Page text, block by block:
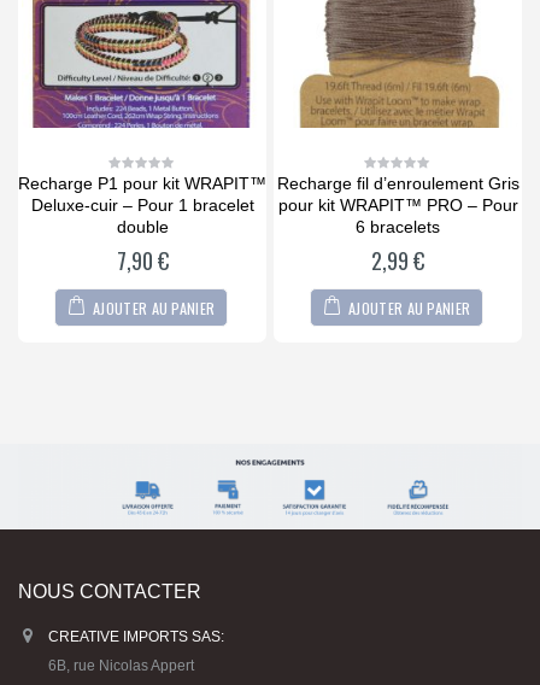
0
out
of
Recharge P1 pour kit WRAPIT™
Deluxe-cuir – Pour 1 bracelet
double
7,90€
AJOUTER AU PANIER
0
out
of
5
Recharge fil d’enroulement Gris
pour kit WRAPIT™ PRO – Pour
6 bracelets
2,99€
AJOUTER AU PANIER
NOUS CONTACTER
CREATIVE IMPORTS SAS:
6B, rue Nicolas Appert